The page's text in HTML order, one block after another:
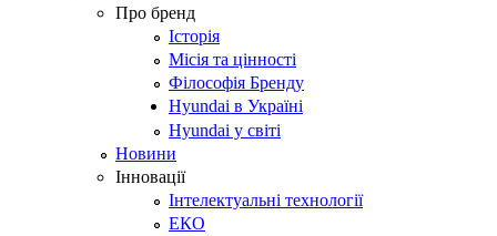
Про бренд
Історія
Місія та цінності
Філософія Бренду
Hyundai в Україні
Hyundai у світі
Новини
Інновації
Інтелектуальні технології
ЕКО